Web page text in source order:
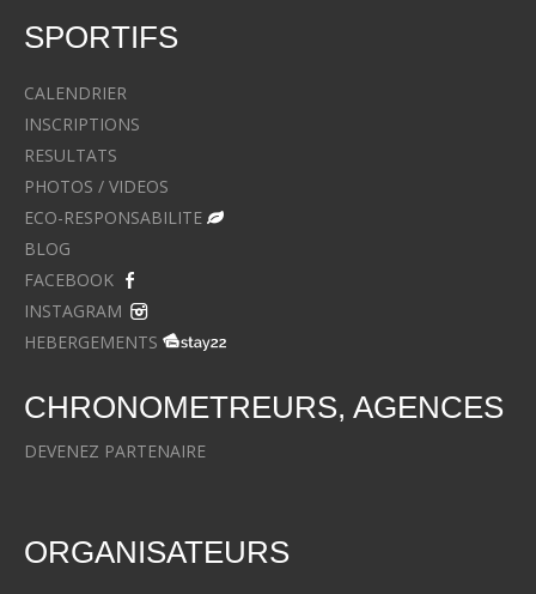
SPORTIFS
CALENDRIER
INSCRIPTIONS
RESULTATS
PHOTOS / VIDEOS
ECO-RESPONSABILITE
BLOG
FACEBOOK
INSTAGRAM
HEBERGEMENTS
CHRONOMETREURS, AGENCES
DEVENEZ PARTENAIRE
ORGANISATEURS